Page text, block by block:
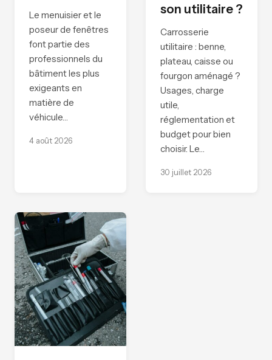
Le menuisier et le
poseur de fenêtres
font partie des
professionnels du
bâtiment les plus
exigeants en
matière de
véhicule…
4 août 2026
son utilitaire ?
Carrosserie
utilitaire : benne,
plateau, caisse ou
fourgon aménagé ?
Usages, charge
utile,
réglementation et
budget pour bien
choisir. Le…
30 juillet 2026